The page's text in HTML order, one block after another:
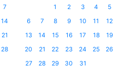
7
14
21
28
1 2 3 4
5
6
7 8 9 10 11
12
13
14 15 16 17 18
19
20
21 22 23 24 25
26
27
28 29 30 31